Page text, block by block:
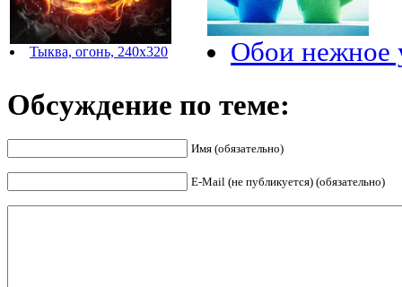
Тыква, огонь, 240x320 Обои нежное
Обсуждение по теме:
Имя (обязательно)
E-Mail (не публикуется) (обязательно)